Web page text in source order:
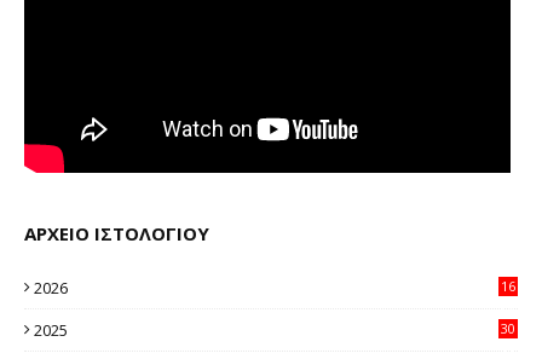
ΑΡΧΕΙΟ ΙΣΤΟΛΟΓΙΟΥ
2026
16
2025
30